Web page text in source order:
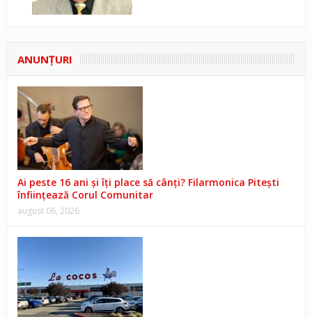
ANUNŢURI
Ai peste 16 ani și îți place să cânți? Filarmonica Pitești
înființează Corul Comunitar
august 06, 2026